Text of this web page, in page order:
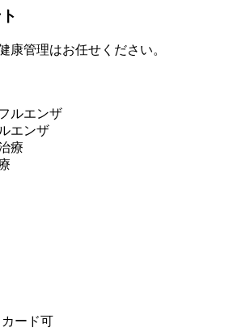
康管理はお任せください。
エンザ
ード可